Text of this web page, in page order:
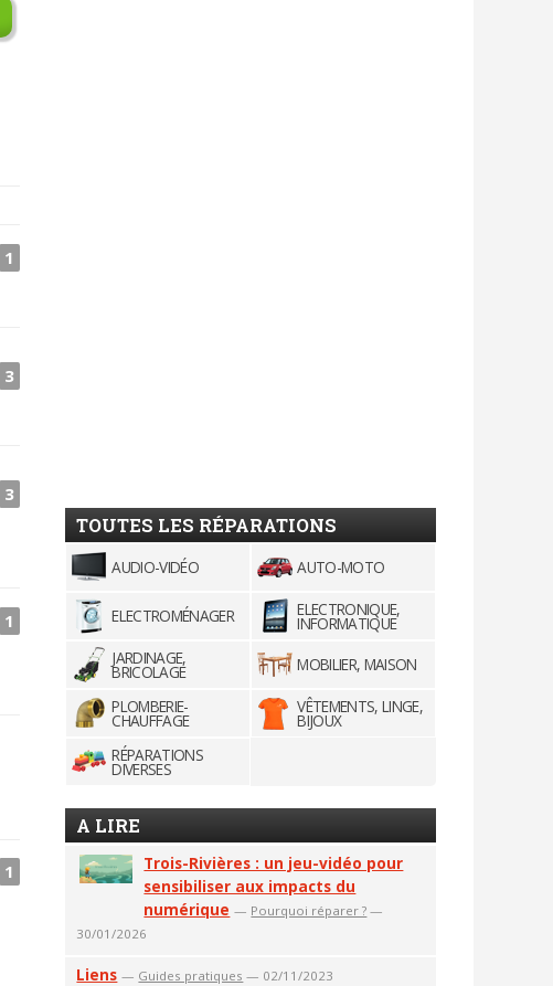
1
3
3
1
1
TOUTES LES RÉPARATIONS
AUDIO-VIDÉO AUTO-MOTO
ELECTROMÉNAGER ELECTRONIQUE,
INFORMATIQUE
JARDINAGE,
BRICOLAGE
MOBILIER, MAISON
PLOMBERIE-
CHAUFFAGE
VÊTEMENTS, LINGE,
BIJOUX
RÉPARATIONS
DIVERSES
A LIRE
Trois-Rivières : un jeu-vidéo pour
sensibiliser aux impacts du
numérique — Pourquoi réparer ? —
30/01/2026
Liens — Guides pratiques — 02/11/2023